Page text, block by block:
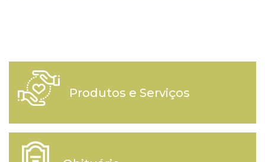
Produtos e Serviços